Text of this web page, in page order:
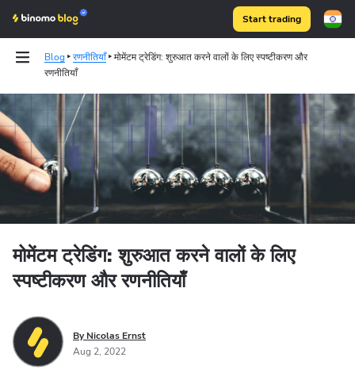
Start trading
Blog रणनीतियाँ
मोमेंटम ट्रेडिंग: शुरुआत करने वालों के लिए स्पष्टीकरण और
रणनीतियाँ
Binomo on Telegram
मोमेंटम ट्रेडिंग: शुरुआत करने वालों के लिए
स्पष्टीकरण और रणनीतियाँ
By Nicolas Ernst
Aug 2, 2022